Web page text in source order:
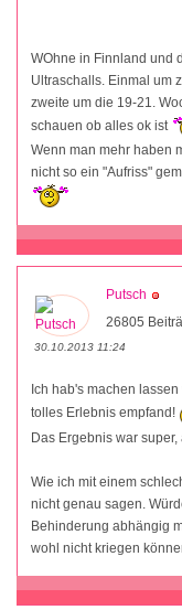
WOhne in Finnland und
Ultraschalls. Einmal um
zweite um die 19-21.
schauen ob alles ok ist
Wenn man mehr haben
nicht so ein "Aufriss"
Putsch
26805
30.10.2013 11:24
Ich hab's machen
tolles Erlebnis empfand!
Das Ergebnis war
Wie ich mit einem
nicht genau sagen.
Behinderung abhängig
wohl nicht kriegen